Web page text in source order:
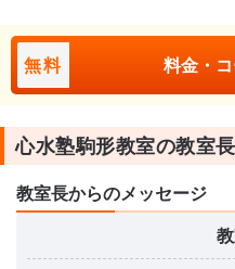
無料 料金・
心水塾駒形教室の教室
教室長からのメッセージ